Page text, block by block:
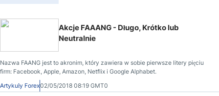
Akcje FAAANG - Długo, Krótko lub
Neutralnie
Nazwa FAANG jest to akronim, który zawiera w sobie pierwsze litery pięciu
firm: Facebook, Apple, Amazon, Netflix i Google Alphabet.
Artykuły Forex02/05/2018 08:19 GMT0